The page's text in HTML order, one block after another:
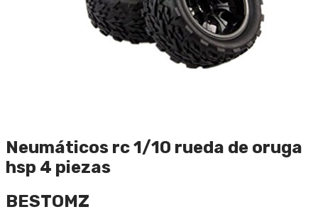
Neumáticos rc 1/10 rueda de oruga
hsp 4 piezas
BESTOMZ